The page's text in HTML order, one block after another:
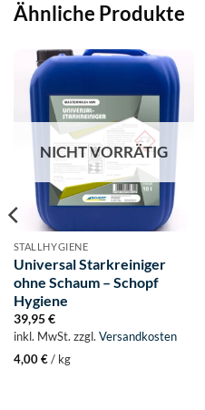
Ähnliche Produkte
NICHT VORRÄTIG
STALLHYGIENE
Universal Starkreiniger
ohne Schaum – Schopf
Hygiene
39,95€
inkl. MwSt. zzgl. Versandkosten
4,00€/ kg